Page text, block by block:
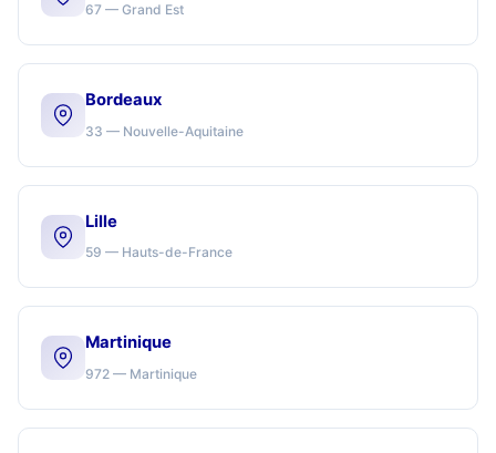
67 — Grand Est
Bordeaux
33 — Nouvelle-Aquitaine
Lille
59 — Hauts-de-France
Martinique
972 — Martinique